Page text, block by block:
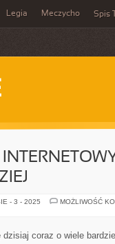
Legia Meczycho Spis
- 3 - 2025
MOŻLIWOŚĆ
coraz o wiele